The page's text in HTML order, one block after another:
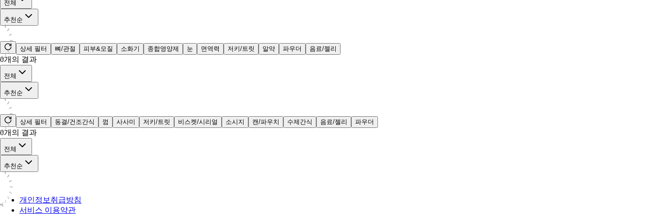
전체
추천순
상세 필터 뼈/관절 피부&모질 소화기 종합영양제 눈 면역력 저키/트릿 알약 파우더 음료/젤리
0개의 결과
전체
추천순
상세 필터 동결/건조간식 껌 사사미 저키/트릿 비스켓/시리얼 소시지 캔/파우치 수제간식 음료/젤리 파우더
0개의 결과
전체
추천순
개인정보취급방침
서비스 이용약관